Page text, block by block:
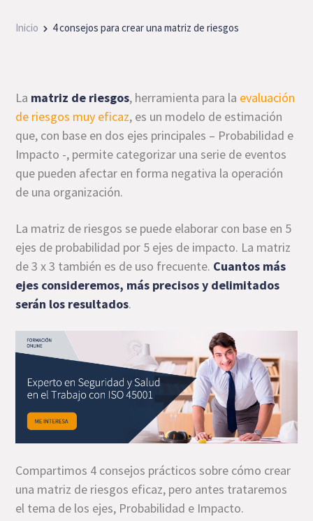
Inicio 4 consejos para crear una matriz de riesgos
La matriz de riesgos, herramienta para la evaluación
de riesgos muy eficaz, es un modelo de estimación
que, con base en dos ejes principales – Probabilidad e
Impacto -, permite categorizar una serie de eventos
que pueden afectar en forma negativa la operación
de una organización.
La matriz de riesgos se puede elaborar con base en 5
ejes de probabilidad por 5 ejes de impacto. La matriz
de 3 x 3 también es de uso frecuente. Cuantos más
ejes consideremos, más precisos y delimitados
serán los resultados.
Compartimos 4 consejos prácticos sobre cómo crear
una matriz de riesgos eficaz, pero antes trataremos
el tema de los ejes, Probabilidad e Impacto.